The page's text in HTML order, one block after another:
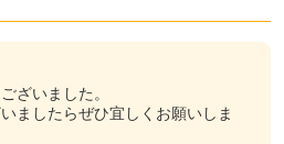
ざいました。
ましたらぜひ宜しくお願いしま